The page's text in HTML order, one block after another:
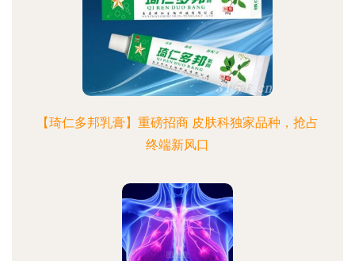
【琦仁多邦乳膏】重磅招商 皮肤科独家品种，抢占
终端新风口